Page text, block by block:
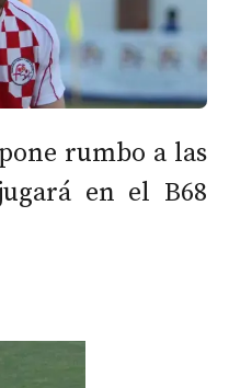
rumbo a las
en el B68